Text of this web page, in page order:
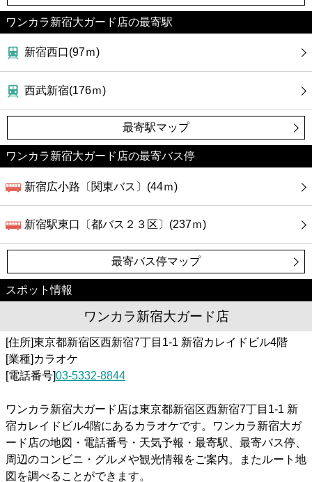
ワンカラ新宿大ガード店の最寄駅
新宿西口(97ｍ)
西武新宿(176ｍ)
最寄駅マップ
ワンカラ新宿大ガード店の最寄バス停
新宿広小路〔関東バス〕(44ｍ)
新宿駅東口〔都バス２３区〕(237ｍ)
最寄バス停マップ
スポット情報
ワンカラ新宿大ガード店
[住所]東京都新宿区西新宿7丁目1-1 新宿カレイドビル4階
[業種]カラオケ
[電話番号]03-5332-8844
ワンカラ新宿大ガード店は東京都新宿区西新宿7丁目1-1 新
宿カレイドビル4階にあるカラオケです。ワンカラ新宿大ガ
ード店の地図・電話番号・天気予報・最寄駅、最寄バス停、
周辺のコンビニ・グルメや観光情報をご案内。またルート地
図を調べることができます。